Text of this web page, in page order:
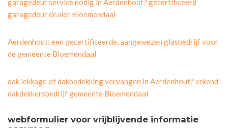
garagedeur service nodig in Aerdenhout? gecertificeerd
garagedeur dealer Bloemendaal
Aerdenhout: een gecertificeerde, aangewezen glasbedrijf voor
de gemeente Bloemendaal
dak lekkage of dakbedekking vervangen in Aerdenhout? erkend
dakdekkersbedrijf gemeente Bloemendaal
webformulier voor vrijblijvende informatie